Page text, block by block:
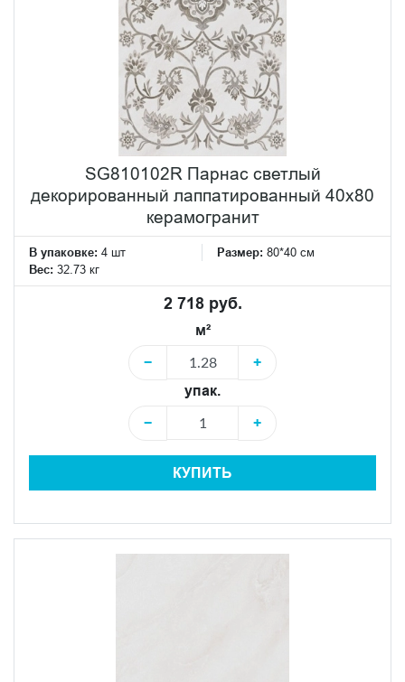
SG810102R Парнас светлый
декорированный лаппатированный 40x80
керамогранит
В упаковке: 4 шт Размер: 80*40 см
Вес: 32.73 кг
2 718 руб.
м²
−
+
упак.
−
+
КУПИТЬ